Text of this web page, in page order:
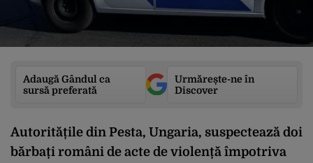
Adaugă Gândul ca
sursă preferată
Urmărește-ne în
Discover
Autoritățile din Pesta, Ungaria, suspectează doi
bărbați români de acte de violență împotriva